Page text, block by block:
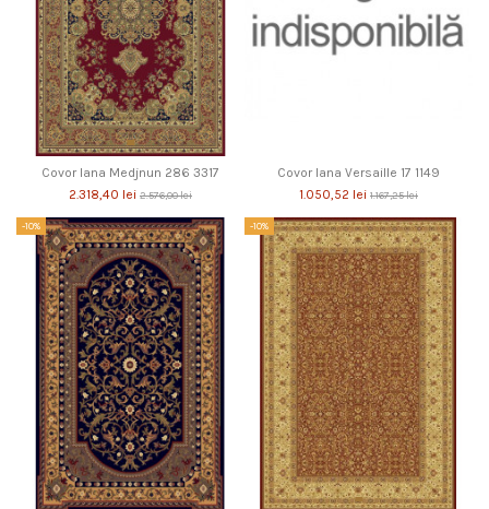
Covor lana Medjnun 286 3317
2.318,40 lei 2.576,00 lei
Covor lana Versaille 17 1149
1.050,52 lei 1.167,25 lei
-10% -10%